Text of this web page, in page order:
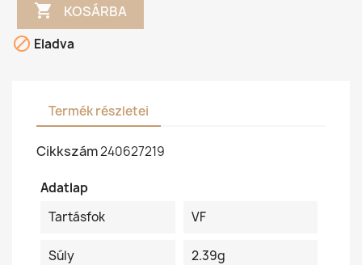
 KOSÁRBA
 Eladva
Termék részletei
Cikkszám240627219
Adatlap
Tartásfok
VF
Súly 2.39g